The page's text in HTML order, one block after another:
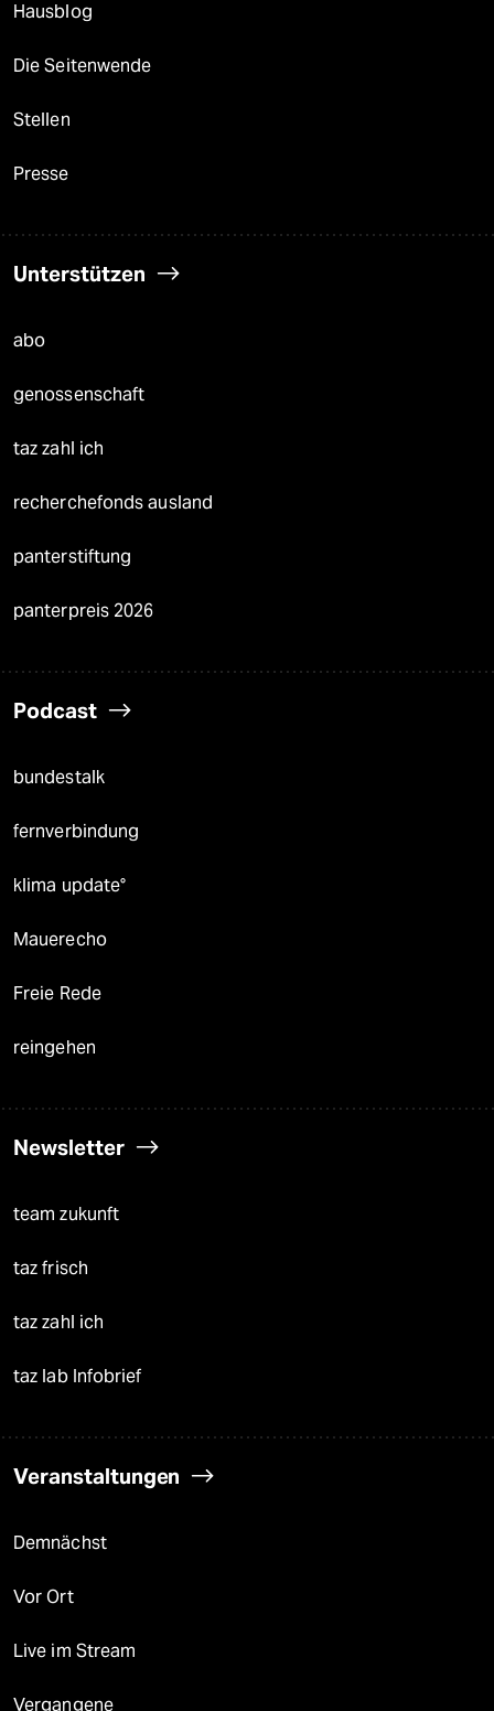
Hausblog
Die Seitenwende
Stellen
Presse
Unterstützen
abo
genossenschaft
taz zahl ich
recherchefonds ausland
panterstiftung
panterpreis 2026
Podcast
bundestalk
fernverbindung
klima update°
Mauerecho
Freie Rede
reingehen
Newsletter
team zukunft
taz frisch
taz zahl ich
taz lab Infobrief
Veranstaltungen
Demnächst
Vor Ort
Live im Stream
Vergangene